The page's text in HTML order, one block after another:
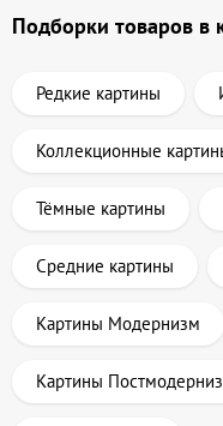
Подборки товаров в
Редкие картины
Коллекционные
Тёмные картины
Средние картины
Картины Модернизм
Картины